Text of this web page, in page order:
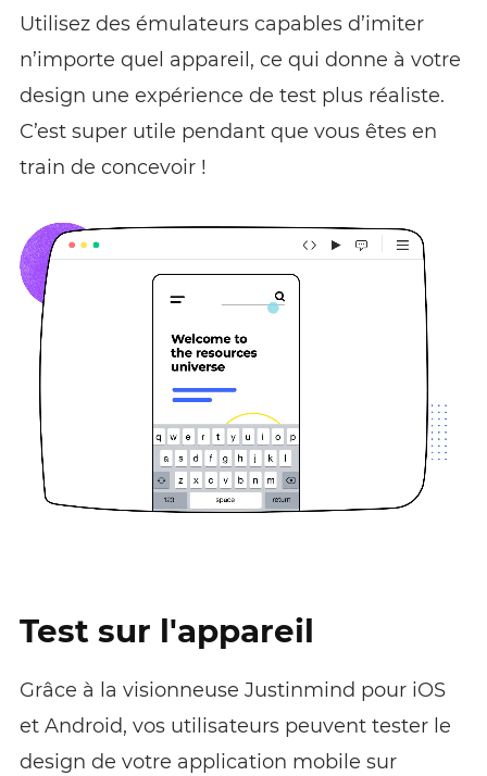
Utilisez des émulateurs capables d’imiter
n’importe quel appareil, ce qui donne à votre
design une expérience de test plus réaliste.
C’est super utile pendant que vous êtes en
train de concevoir !
Test sur l'appareil
Grâce à la visionneuse Justinmind pour iOS
et Android, vos utilisateurs peuvent tester le
design de votre application mobile sur